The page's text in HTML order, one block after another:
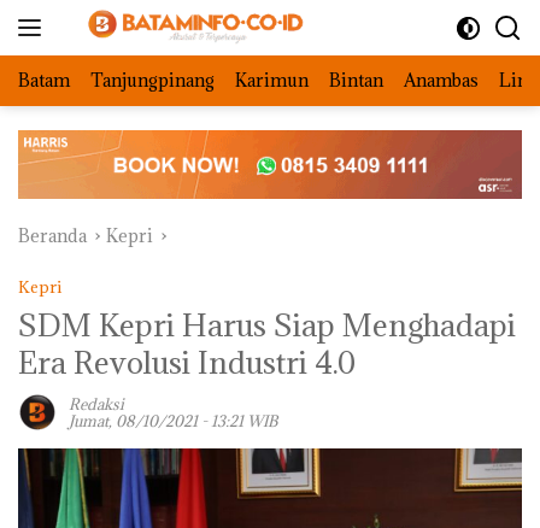
Batam Tanjungpinang Karimun Bintan Anambas
Beranda Kepri
Kepri
SDM Kepri Harus Siap Menghadapi
Era Revolusi Industri 4.0
Redaksi
Jumat, 08/10/2021 - 13:21 WIB